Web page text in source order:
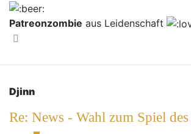
Patreonzombie aus Leidenschaft
Djinn
Re: News - Wahl zum Spiel